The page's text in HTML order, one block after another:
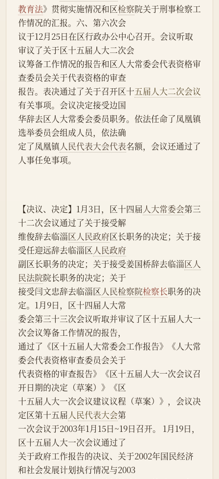
教育法》贯彻实施情况和区检察院关于刑事检察工
作情况的汇报。六、第六次会
议于12月25日在区行政办公中心召开。会议听取
审议了关于区十五届人大二次会
议筹备工作情况的报告和区人大常委会代表资格审
查委员会关于代表资格的审查
报告。表决通过了关于召开区十五届人大二次会议
有关事项。会议决定接受边国
华辞去区人大常委会委员职务。依法任命了凤凰镇
选举委员会组成人员，依法确
定了凤凰镇人民代表大会代表名额，会议还通过了
人事任免事项。
【决议、决定】1月3日，区十四届人大常委会第三
十二次会议通过了关于接受解
维俊辞去临淄区人民政府区长职务的决定；关于接
受任迎远辞去临淄区人民政府
副区长职务的决定；关于接受姜国桥辞去临淄区人
民法院院长职务的决定；关于
接受闫文忠辞去临淄区人民检察院检察长职务的决
定。1月9日，区十四届人大常
委会第三十三次会议听取并审议了区十五届人大一
次会议筹备工作情况的报告，
通过了《区十五届人大常委会工作报告》《人大常
委会代表资格审查委员会关于
代表资格的审查报告》《区十五届人大一次会议召
开日期的决定（草案）》《区
十五届人大一次会议建议议程（草案）》，会议决
定区第十五届人民代表大会第
一次会议于2003年1月15日~19日召开。 1月19日，
区十五届人大一次会议通过了
关于政府工作报告的决议、关于2002年国民经济
和社会发展计划执行情况与2003